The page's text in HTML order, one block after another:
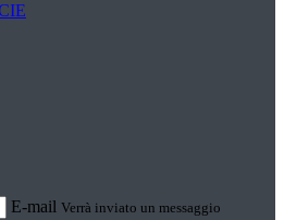
E-mail Verrà inviato un messaggio